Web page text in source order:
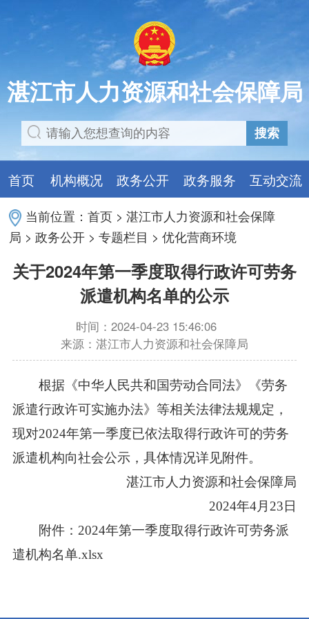
湛江市人力资源和社会保障局
搜索
首页 机构概况 政务公开 政务服务 互动交流
当前位置：首页 >湛江市人力资源和社会保障
局 >政务公开 >专题栏目 >优化营商环境
关于2024年第一季度取得行政许可劳务
派遣机构名单的公示
时间：2024-04-23 15:46:06
来源：湛江市人力资源和社会保障局
根据《中华人民共和国劳动合同法》《劳务
派遣行政许可实施办法》等相关法律法规规定，
现对2024年第一季度已依法取得行政许可的劳务
派遣机构向社会公示，具体情况详见附件。
湛江市人力资源和社会保障局
2024年4月23日
附件：2024年第一季度取得行政许可劳务派
遣机构名单.xlsx